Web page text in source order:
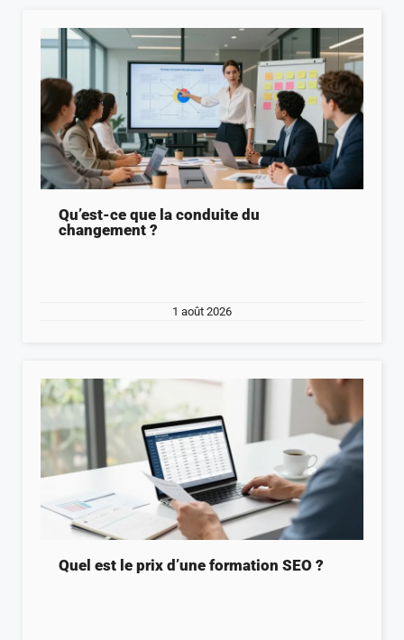
Qu’est-ce que la conduite du
changement ?
1 août 2026
Quel est le prix d’une formation SEO ?